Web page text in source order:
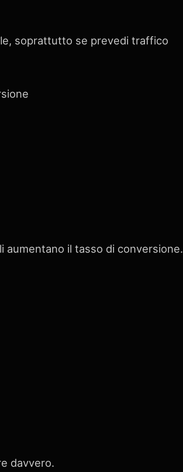
soprattutto se prevedi traffico
aumentano il tasso di conversione.
davvero.